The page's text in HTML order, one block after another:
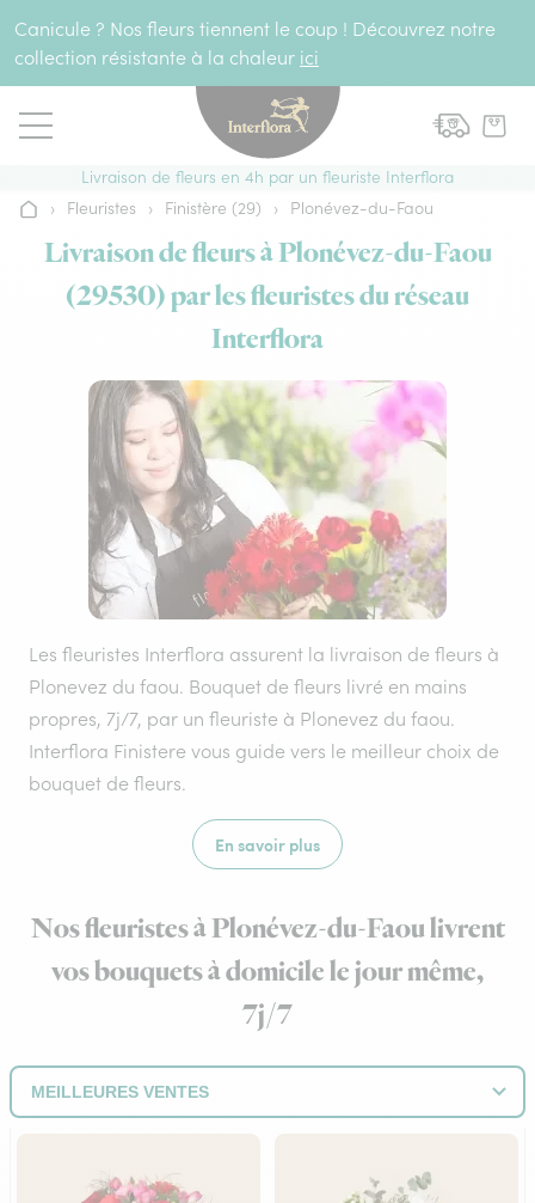
Canicule ? Nos fleurs tiennent le coup ! Découvrez notre
collection résistante à la chaleur ici
Livraison de fleurs en 4h par un fleuriste Interflora
Accueil
› Fleuristes › Finistère (29) › Plonévez-du-Faou
Livraison de fleurs à Plonévez-du-Faou
(29530) par les fleuristes du réseau
Interflora
Les fleuristes Interflora assurent la livraison de fleurs à
Plonevez du faou. Bouquet de fleurs livré en mains
propres, 7j/7, par un fleuriste à Plonevez du faou.
Interflora Finistere vous guide vers le meilleur choix de
bouquet de fleurs.
En savoir plus
Nos fleuristes à Plonévez-du-Faou livrent
vos bouquets à domicile le jour même,
7j/7